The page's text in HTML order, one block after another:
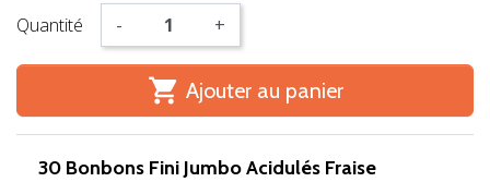
Quantité - +
 Ajouter au panier
30 Bonbons Fini Jumbo Acidulés Fraise